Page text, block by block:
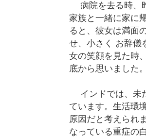
病院を去る時、
家族と一緒に家に
ると、彼女は満面
せ、小さく お辞儀
女の笑顔を見た時
底から思いまし
インドでは、未
ています。生活環
原因だと考えられ
なっている重症の